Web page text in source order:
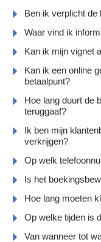
Ben ik verplicht de
Waar vind ik
Kan ik mijn vignet
Kan ik een online
betaalpunt?
Hoe lang duurt de
teruggaaf?
Ik ben mijn
verkrijgen?
Op welk
Is het
Hoe lang moeten
Op welke tijden is
Van wanneer tot